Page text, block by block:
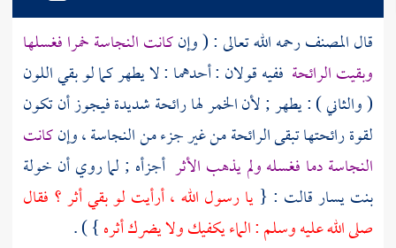
قالالمصنفرحمه الله تعالى : ( وإنكانت النجاسة خمرا فغسلها
وبقيت الرائحة ففيه قولان : أحدهما : لا يطهر كما لو بقي اللون
( والثاني ) : يطهر ; لأن الخمر لها رائحة شديدة فيجوز أن تكون
لقوة رائحتها تبقى الرائحة من غير جزء من النجاسة ، وإنكانت
النجاسة دما فغسله ولم يذهب الأثر أجزأه ; لما روي أن خولة
بنت يسارقالت : {يا رسول الله ، أرأيت لو بقي أثر ؟ فقال
صلى الله عليه وسلم : الماء يكفيك ولا يضرك أثره} ) .